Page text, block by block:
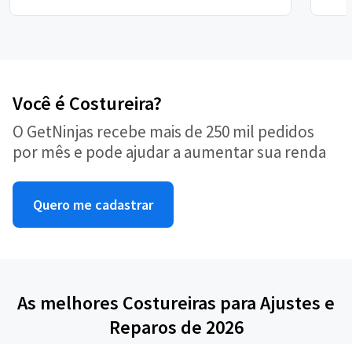
Você é Costureira?
O GetNinjas recebe mais de 250 mil pedidos
por mês e pode ajudar a aumentar sua renda
Quero me cadastrar
As melhores Costureiras para Ajustes e
Reparos de 2026